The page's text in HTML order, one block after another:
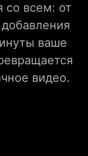
со всем: от
ваше
видео.